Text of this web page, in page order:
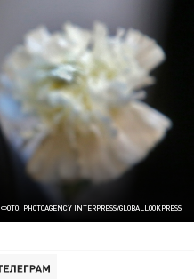
ФОТО: PHOTOAGENCY INTERPRESS/GLOBALLOOKPRESS